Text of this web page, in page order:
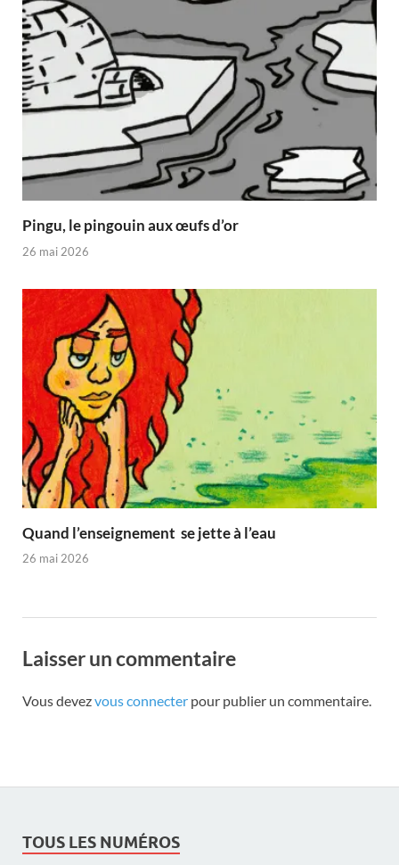
Pingu, le pingouin aux œufs d’or
26 mai 2026
Quand l’enseignement se jette à l’eau
26 mai 2026
Laisser un commentaire
Vous devezvous connecter pour publier un commentaire.
TOUS LES NUMÉROS